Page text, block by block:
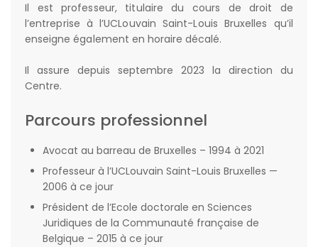
Il est professeur, titulaire du cours de droit de
l’entreprise à l’UCLouvain Saint-Louis Bruxelles qu’il
enseigne également en horaire décalé.
Il assure depuis septembre 2023 la direction du
Centre.
Parcours professionnel
Avocat au barreau de Bruxelles – 1994 à 2021
Professeur à l’UCLouvain Saint-Louis Bruxelles —
2006 à ce jour
Président de l’Ecole doctorale en Sciences
Juridiques de la Communauté française de
Belgique – 2015 à ce jour